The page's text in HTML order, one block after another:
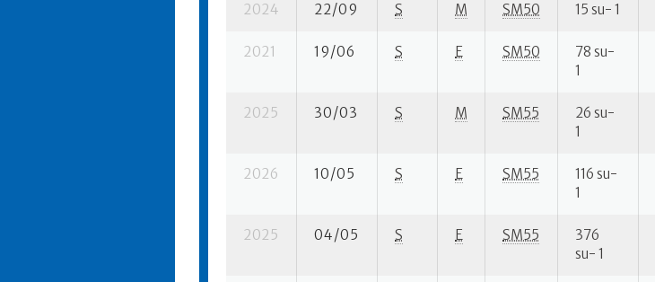
2024 22/09 S M SM50 15 su- 1
2021 19/06 S E SM50
78 su-
1
2025 30/03 S M SM55
26 su-
1
2026 10/05 S E SM55
116 su-
1
2025 04/05 S E SM55
376
su- 1